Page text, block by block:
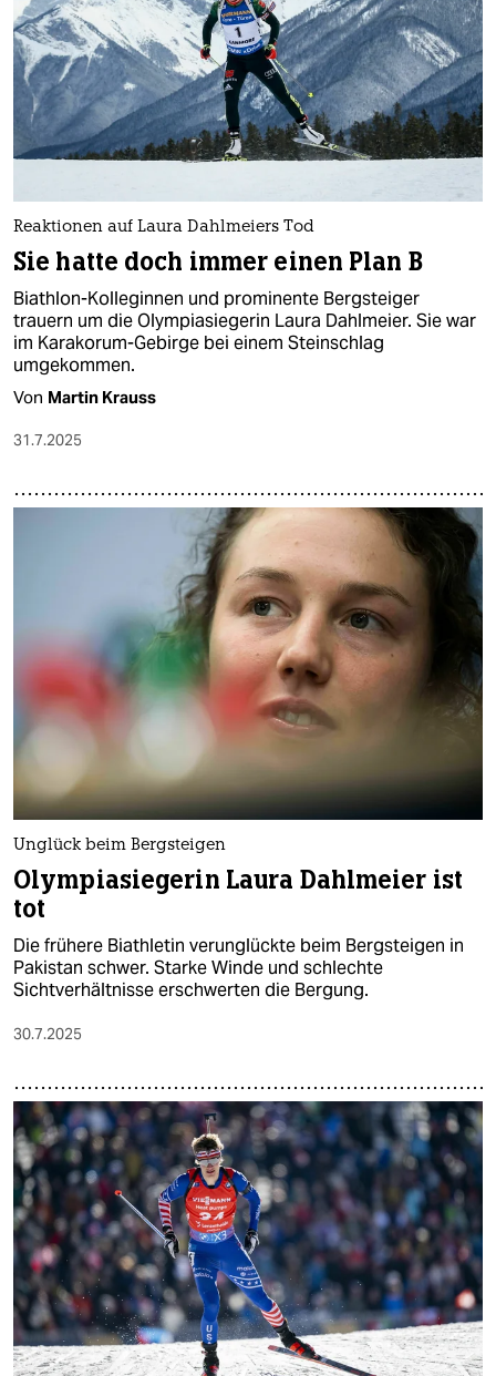
Reaktionen auf Laura Dahlmeiers Tod
Sie hatte doch immer einen Plan B
Biathlon-Kolleginnen und prominente Bergsteiger
trauern um die Olympiasiegerin Laura Dahlmeier. Sie war
im Karakorum-Gebirge bei einem Steinschlag
umgekommen.
Von Martin Krauss
31.7.2025
Unglück beim Bergsteigen
Olympiasiegerin Laura Dahlmeier ist
tot
Die frühere Biathletin verunglückte beim Bergsteigen in
Pakistan schwer. Starke Winde und schlechte
Sichtverhältnisse erschwerten die Bergung.
30.7.2025